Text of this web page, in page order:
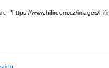
www.hifiroom.cz/images/